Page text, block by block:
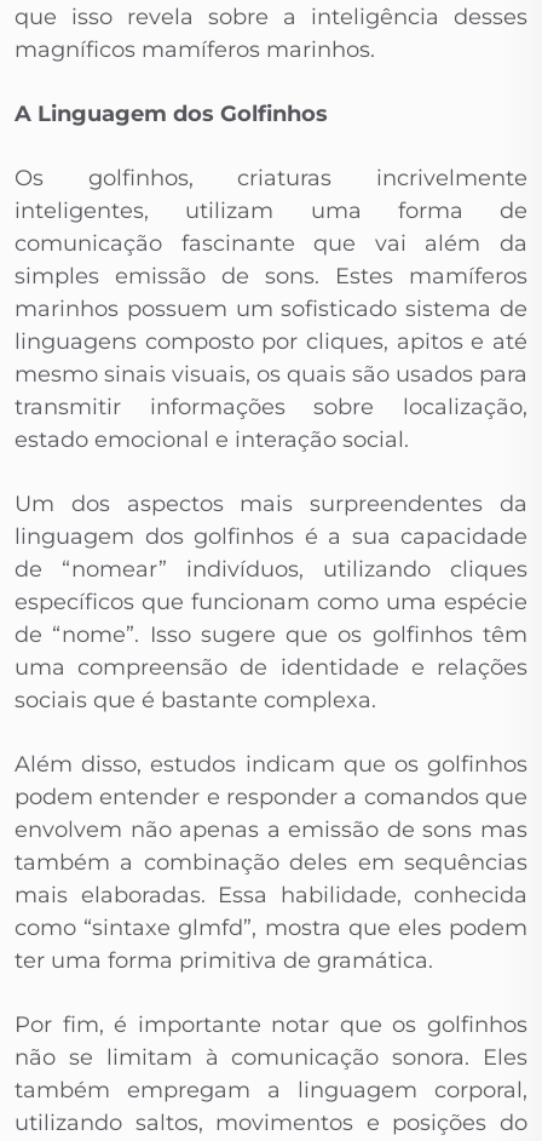
que isso revela sobre a inteligência desses
magníficos mamíferos marinhos.
A Linguagem dos Golfinhos
Os golfinhos, criaturas incrivelmente
inteligentes, utilizam uma forma de
comunicação fascinante que vai além da
simples emissão de sons. Estes mamíferos
marinhos possuem um sofisticado sistema de
linguagens composto por cliques, apitos e até
mesmo sinais visuais, os quais são usados para
transmitir informações sobre localização,
estado emocional e interação social.
Um dos aspectos mais surpreendentes da
linguagem dos golfinhos é a sua capacidade
de “nomear” indivíduos, utilizando cliques
específicos que funcionam como uma espécie
de “nome”. Isso sugere que os golfinhos têm
uma compreensão de identidade e relações
sociais que é bastante complexa.
Além disso, estudos indicam que os golfinhos
podem entender e responder a comandos que
envolvem não apenas a emissão de sons mas
também a combinação deles em sequências
mais elaboradas. Essa habilidade, conhecida
como “sintaxe glmfd”, mostra que eles podem
ter uma forma primitiva de gramática.
Por fim, é importante notar que os golfinhos
não se limitam à comunicação sonora. Eles
também empregam a linguagem corporal,
utilizando saltos, movimentos e posições do